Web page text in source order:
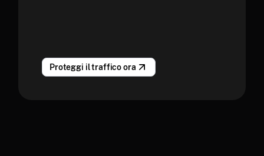
Proteggi il traffico ora